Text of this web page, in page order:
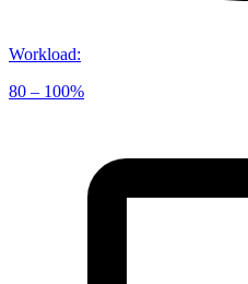
Workload:
80 – 100%